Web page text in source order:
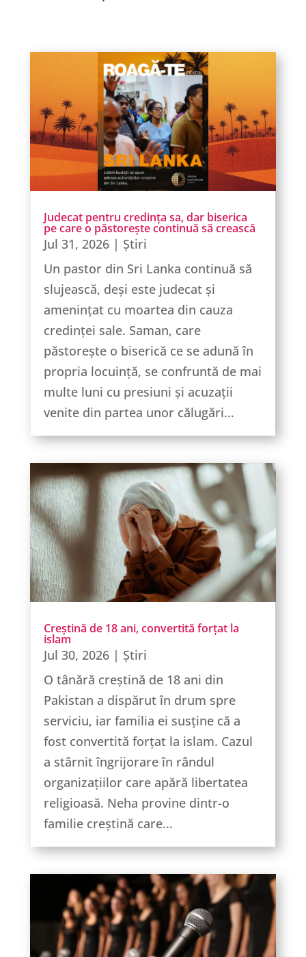
Judecat pentru credința sa, dar biserica
pe care o păstorește continuă să crească
Jul 31, 2026| Știri
Un pastor din Sri Lanka continuă să
slujească, deși este judecat și
amenințat cu moartea din cauza
credinței sale. Saman, care
păstorește o biserică ce se adună în
propria locuință, se confruntă de mai
multe luni cu presiuni și acuzații
venite din partea unor călugări...
Creștină de 18 ani, convertită forțat la
islam
Jul 30, 2026| Știri
O tânără creștină de 18 ani din
Pakistan a dispărut în drum spre
serviciu, iar familia ei susține că a
fost convertită forțat la islam. Cazul
a stârnit îngrijorare în rândul
organizațiilor care apără libertatea
religioasă. Neha provine dintr-o
familie creștină care...